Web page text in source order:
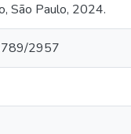
São Paulo, 2024.
2957